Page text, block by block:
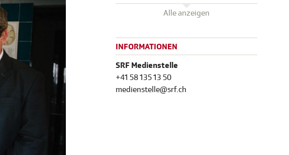
Alle anzeigen
INFORMATIONEN
SRF Medienstelle
+41 58 135 13 50
medienstelle@srf.ch